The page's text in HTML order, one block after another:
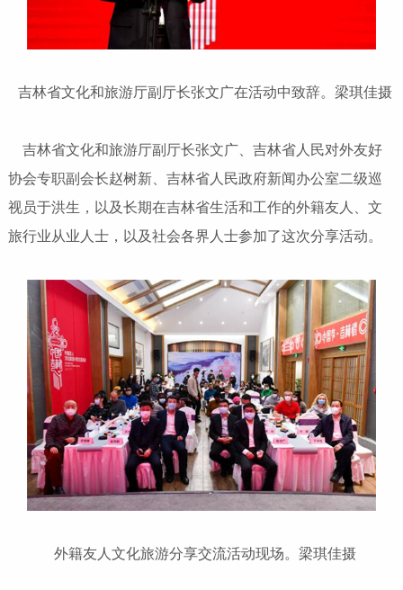
吉林省文化和旅游厅副厅长张文广在活动中致辞。梁琪佳摄
吉林省文化和旅游厅副厅长张文广、吉林省人民对外友好
协会专职副会长赵树新、吉林省人民政府新闻办公室二级巡
视员于洪生，以及长期在吉林省生活和工作的外籍友人、文
旅行业从业人士，以及社会各界人士参加了这次分享活动。
外籍友人文化旅游分享交流活动现场。梁琪佳摄